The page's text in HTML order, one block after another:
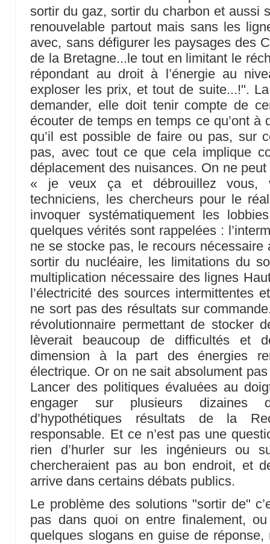
sortir du gaz, sortir du charbon et aussi
renouvelable partout mais sans les
avec, sans défigurer les paysages des
de la Bretagne...le tout en limitant le
répondant au droit à l’énergie au
exploser les prix, et tout de suite...!".
demander, elle doit tenir compte de
écouter de temps en temps ce qu’ont à
qu’il est possible de faire ou pas, sur
pas, avec tout ce que cela implique
déplacement des nuisances. On ne
« je veux ça et débrouillez vous,
techniciens, les chercheurs pour le
invoquer systématiquement les
quelques vérités sont rappelées :
ne se stocke pas, le recours nécessaire
sortir du nucléaire, les limitations du
multiplication nécessaire des lignes
l’électricité des sources intermittentes
ne sort pas des résultats sur
révolutionnaire permettant de stocker
lèverait beaucoup de difficultés et
dimension à la part des énergies
électrique. Or on ne sait absolument
Lancer des politiques évaluées au
engager sur plusieurs dizaines
d’hypothétiques résultats de la
responsable. Et ce n’est pas une
rien d’hurler sur les ingénieurs ou
chercheraient pas au bon endroit, et
arrive dans certains débats publics.
Le problème des solutions "sortir de"
pas dans quoi on entre finalement,
quelques slogans en guise de